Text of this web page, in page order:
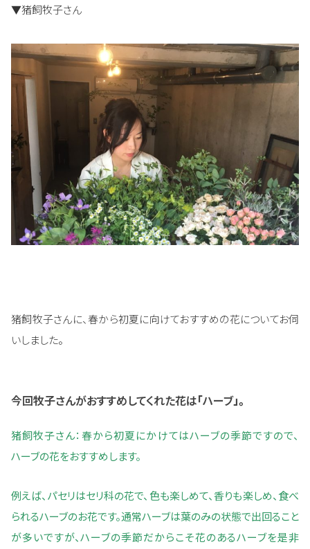
▼猪飼牧子さん
猪飼牧子さんに、春から初夏に向けておすすめの花についてお伺
いしました。
今回牧子さんがおすすめしてくれた花は「ハーブ」。
猪飼牧子さん：春から初夏にかけてはハーブの季節ですので、
ハーブの花をおすすめします。
例えば、パセリはセリ科の花で、色も楽しめて、香りも楽しめ、食べ
られるハーブのお花です。通常ハーブは葉のみの状態で出回ること
が多いですが、ハーブの季節だからこそ花のあるハーブを是非